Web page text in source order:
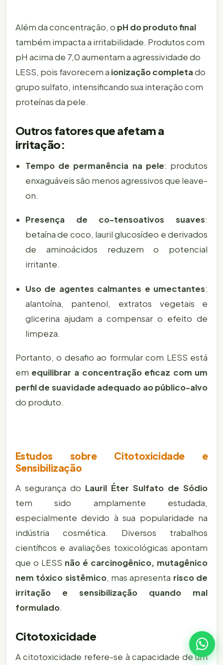
Além da concentração, o pH do produto final
também impacta a irritabilidade. Produtos com
pH acima de 7,0 aumentam a agressividade do
LESS, pois favorecem a ionização completado
grupo sulfato, intensificando sua interação com
proteínas da pele.
Outros fatores que afetam a
irritação:
Tempo de permanência na pele: produtos
enxaguáveis são menos agressivos que leave-
on.
Presença de co-tensoativos suaves:
betaína de coco, lauril glucosídeo e derivados
de aminoácidos reduzem o potencial
irritante.
Uso de agentes calmantes e umectantes:
alantoína, pantenol, extratos vegetais e
glicerina ajudam a compensar o efeito de
limpeza.
Portanto, o desafio ao formular com LESS está
em equilibrar a concentração eficaz com um
perfil de suavidade adequado ao público-alvo
do produto.
Estudos sobre Citotoxicidade e
Sensibilização
A segurança do Lauril Éter Sulfato de Sódio
tem sido amplamente estudada,
especialmente devido à sua popularidade na
indústria cosmética. Diversos trabalhos
científicos e avaliações toxicológicas apontam
que o LESS não é carcinogênico, mutagênico
nem tóxico sistêmico, mas apresenta risco de
irritação e sensibilização quando mal
formulado.
Citotoxicidade
A citotoxicidade refere-se à capacidade de um